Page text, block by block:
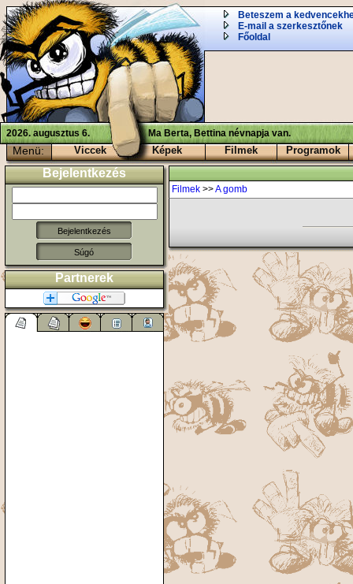
Beteszem a
E-mail a szerkesztőnek
Főoldal
2026. augusztus 6. Ma Berta, Bettina névnapja van.
Menü: Viccek Képek Filmek Programok
Bejelentkezés
Súgó
Partnerek
Filmek >>A gomb